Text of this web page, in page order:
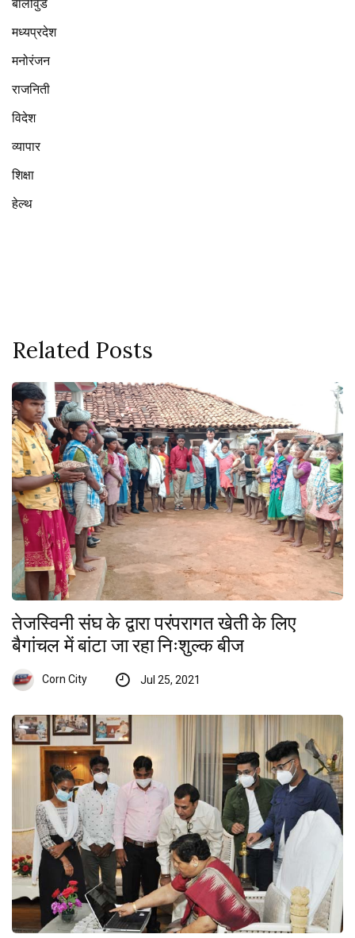
बॉलीवुड
मध्यप्रदेश
मनोरंजन
राजनिती
विदेश
व्यापार
शिक्षा
हेल्थ
Related Posts
तेजस्विनी संघ के द्वारा परंपरागत खेती के लिए
बैगांचल में बांटा जा रहा निःशुल्क बीज
Corn City Jul 25, 2021